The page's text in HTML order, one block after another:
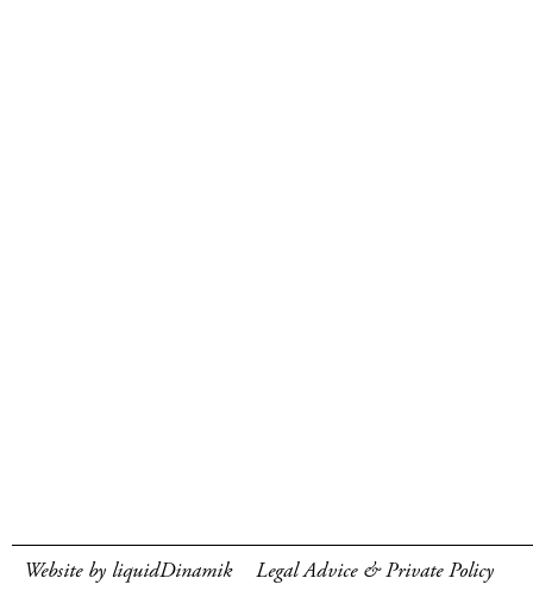
Website by liquidDinamik Legal Advice & Private Policy